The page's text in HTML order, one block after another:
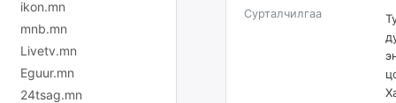
ikon.mn
mnb.mn
Livetv.mn
Eguur.mn
24tsag.mn
Сурталчилгаа